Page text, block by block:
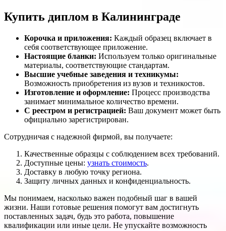
Купить диплом в Калининграде
Корочка и приложения: Каждый образец включает в
себя соответствующее приложение.
Настоящие бланки: Используем только оригинальные
материалы, соответствующие стандартам.
Высшие учебные заведения и техникумы:
Возможность приобретения из вузов и техникостов.
Изготовление и оформление: Процесс производства
занимает минимальное количество времени.
С реестром и регистрацией: Ваш документ может быть
официально зарегистрирован.
Сотрудничая с надежной фирмой, вы получаете:
Качественные образцы с соблюдением всех требований.
Доступные цены: узнать стоимость.
Доставку в любую точку региона.
Защиту личных данных и конфиденциальность.
Мы понимаем, насколько важен подобный шаг в вашей
жизни. Наши готовые решения помогут вам достигнуть
поставленных задач, будь это работа, повышение
квалификации или иные цели. Не упускайте возможность